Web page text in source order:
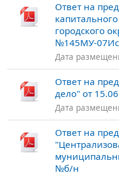
Ответ на
капитального
городского
№145МУ-
Дата
Ответ на
дело" от
Дата
Ответ на
№б/н